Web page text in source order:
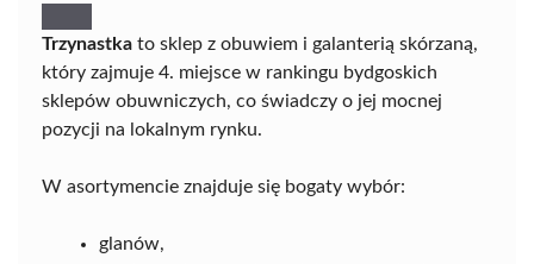
Trzynastka to sklep z obuwiem i galanterią skórzaną,
który zajmuje 4. miejsce w rankingu bydgoskich
sklepów obuwniczych, co świadczy o jej mocnej
pozycji na lokalnym rynku.
W asortymencie znajduje się bogaty wybór:
glanów,